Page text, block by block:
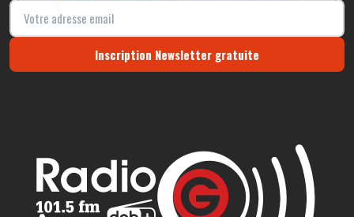
Inscription Newsletter gratuite